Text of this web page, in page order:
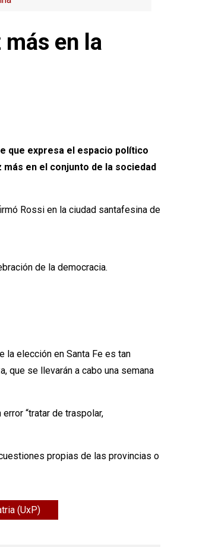
más en la
que expresa el espacio político
en el conjunto de la sociedad
Rossi en la ciudad santafesina de
de la democracia.
la elección en Santa Fe es tan
que se llevarán a cabo una semana
“tratar de traspolar,
propias de las provincias o
(UxP)